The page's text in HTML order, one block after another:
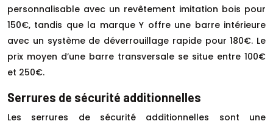
personnalisable avec un revêtement imitation bois pour
150€, tandis que la marque Y offre une barre intérieure
avec un système de déverrouillage rapide pour 180€. Le
prix moyen d’une barre transversale se situe entre 100€
et 250€.
Serrures de sécurité additionnelles
Les serrures de sécurité additionnelles sont une